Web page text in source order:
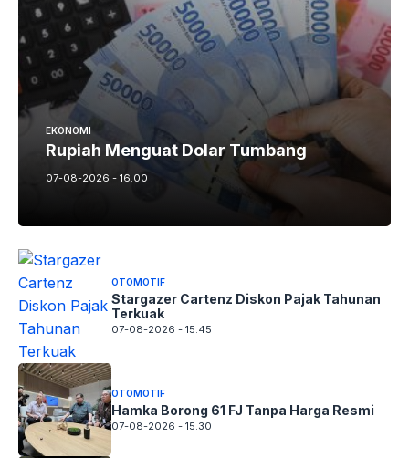
EKONOMI
Rupiah Menguat Dolar Tumbang
07-08-2026 - 16.00
OTOMOTIF
Stargazer Cartenz Diskon Pajak Tahunan
Terkuak
07-08-2026 - 15.45
OTOMOTIF
Hamka Borong 61 FJ Tanpa Harga Resmi
07-08-2026 - 15.30